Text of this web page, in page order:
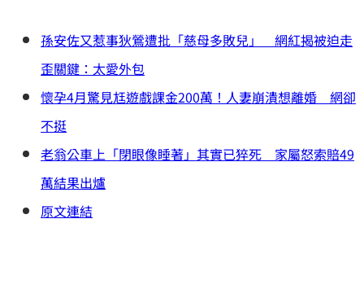
孫安佐又惹事狄鶯遭批「慈母多敗兒」 網紅揭被迫走
歪關鍵：太愛外包
懷孕4月驚見尪遊戲課金200萬！人妻崩潰想離婚 網卻
不挺
老翁公車上「閉眼像睡著」其實已猝死 家屬怒索賠49
萬結果出爐
原文連結